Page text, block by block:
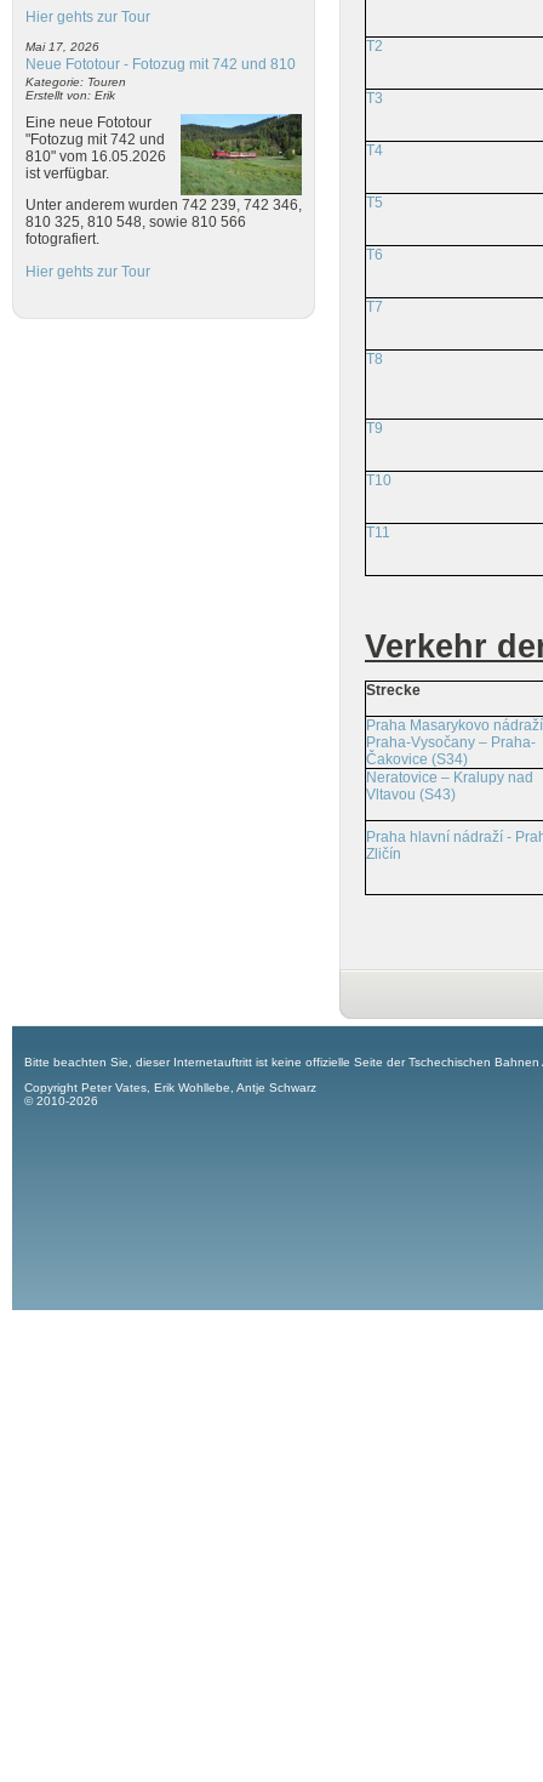
Hier gehts zur Tour
Mai 17, 2026
Neue Fototour - Fotozug mit 742 und 810
Kategorie: Touren
Erstellt von: Erik
Eine neue Fototour
"Fotozug mit 742 und
810" vom 16.05.2026
ist verfügbar.
Unter anderem wurden 742 239, 742 346,
810 325, 810 548, sowie 810 566
fotografiert.
Hier gehts zur Tour
T2
T3
T4
T5
T6
T7
T8
T9
T10
T11
Verkehr
Strecke
Praha Masarykovo
Praha-Vysočany – Praha-
Čakovice (S34)
Neratovice – Kralupy nad
Vltavou (S43)
Praha hlavní nádraží -
Zličín
Bitte beachten Sie, dieser Internetauftritt ist keine offizielle Seite der Tschechischen
Copyright Peter Vates, Erik Wohllebe, Antje Schwarz
© 2010-2026